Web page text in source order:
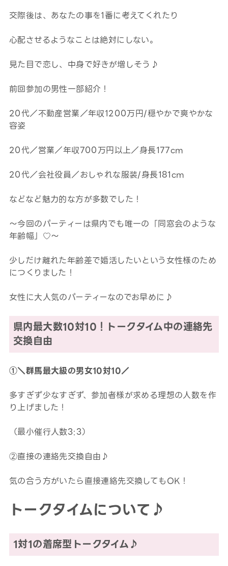
交際後は、あなたの事を1番に考えてくれたり
心配させるようなことは絶対にしない。
見た目で恋し、中身で好きが増しそう♪
前回参加の男性一部紹介！
20代／不動産営業／年収1200万円/穏やかで爽やかな
容姿
20代／営業／年収700万円以上／身長177cm
20代／会社役員／おしゃれな服装/身長181cm
などなど魅力的な方が多数でした！
～今回のパーティーは県内でも唯一の「同窓会のような
年齢幅」♡～
少しだけ離れた年齢差で婚活したいという女性様のため
につくりました！
女性に大人気のパーティーなのでお早めに♪
県内最大数10対10！トークタイム中の連絡先
交換自由
①＼群馬最大級の男女10対10／
多すぎず少なすぎず、参加者様が求める理想の人数を作
り上げました！
（最小催行人数3:3）
②直接の連絡先交換自由♪
気の合う方がいたら直接連絡先交換してもOK！
トークタイムについて♪
1対1の着席型トークタイム♪